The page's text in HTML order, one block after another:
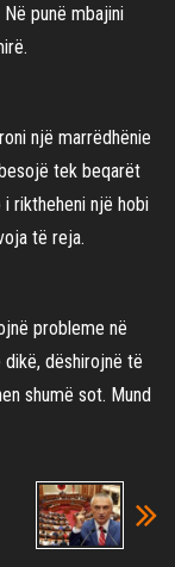
punë mbajini
një marrëdhënie
tek beqarët
riktheheni një hobi
të reja.
probleme në
dëshirojnë të
shumë sot. Mund